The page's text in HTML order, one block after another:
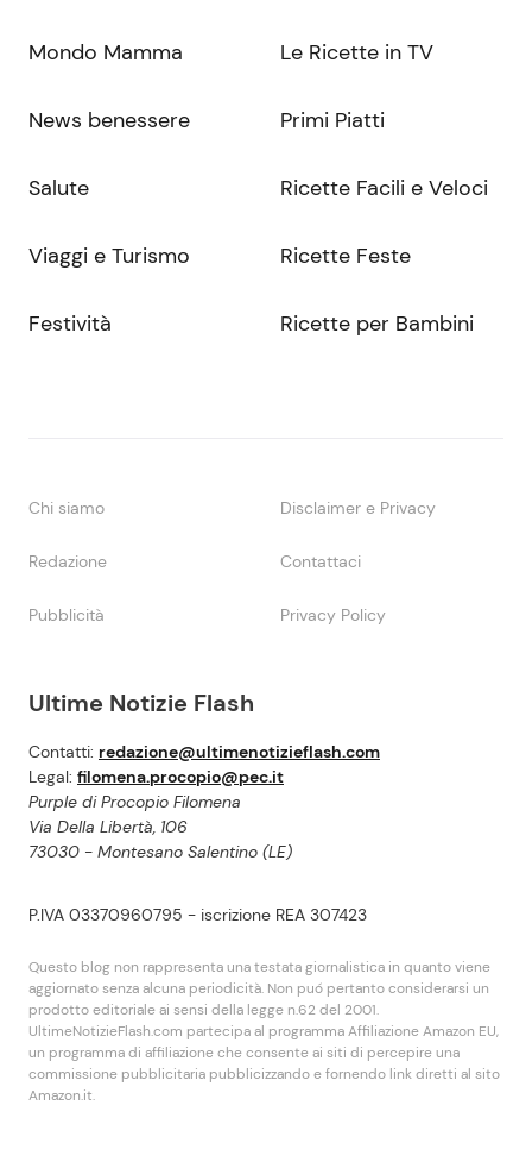
Ultime Notizie Flash
Contatti: redazione@ultimenotizieflash.com
Legal: filomena.procopio@pec.it
Purple di Procopio Filomena
Via Della Libertà, 106
73030 - Montesano Salentino (LE)
P.IVA 03370960795 - iscrizione REA 307423
Questo blog non rappresenta una testata giornalistica in quanto viene
aggiornato senza alcuna periodicità. Non puó pertanto considerarsi un
prodotto editoriale ai sensi della legge n.62 del 2001.
UltimeNotizieFlash.com partecipa al programma Affiliazione Amazon EU,
un programma di affiliazione che consente ai siti di percepire una
commissione pubblicitaria pubblicizzando e fornendo link diretti al sito
Amazon.it.
Mondo Mamma
News benessere
Salute
Viaggi e Turismo
Festività
Le Ricette in TV
Primi Piatti
Ricette Facili e Veloci
Ricette Feste
Ricette per Bambini
Chi siamo Disclaimer e Privacy
Redazione Contattaci
Pubblicità Privacy Policy